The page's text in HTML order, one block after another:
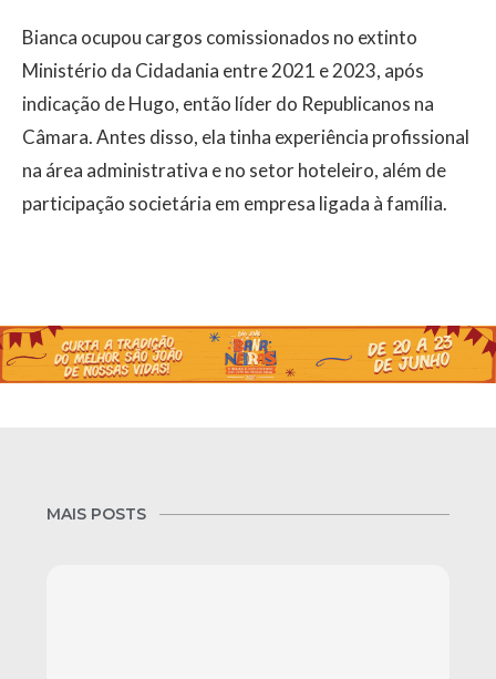
Bianca ocupou cargos comissionados no extinto
Ministério da Cidadania entre 2021 e 2023, após
indicação de Hugo, então líder do Republicanos na
Câmara. Antes disso, ela tinha experiência profissional
na área administrativa e no setor hoteleiro, além de
participação societária em empresa ligada à família.
MAIS POSTS